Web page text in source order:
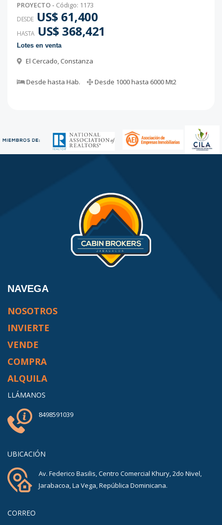
PROYECTO - Código: 1173
DESDE US$ 61,400
HASTA US$ 368,421
Lotes en venta
El Cercado, Constanza
Desde hasta Hab. Desde 1000hasta 6000Mt2
NAVEGA
NOSOTROS
INVIERTE
VENDE
COMPRA
ALQUILA
LLÁMANOS
8498591039
UBICACIÓN
Av. Federico Basilis, Centro Comercial Khury, 2do Nivel,
Jarabacoa, La Vega, República Dominicana.
CORREO